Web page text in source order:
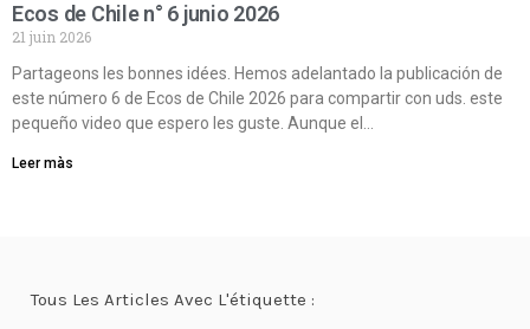
Ecos de Chile n° 6 junio 2026
21 juin 2026
Partageons les bonnes idées. Hemos adelantado la publicación de
este número 6 de Ecos de Chile 2026 para compartir con uds. este
pequeño video que espero les guste. Aunque el…
Leer màs
Tous Les Articles Avec L'étiquette :